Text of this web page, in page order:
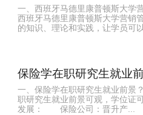
一、西班牙马德里康普顿斯大学
西班牙马德里康普顿斯大学营销
的知识、理论和实践，让学员可以
保险学在职研究生就业
一、保险学在职研究生就业前
职研究生就业前景可观，学位证
发展： 保险公司：晋升产...